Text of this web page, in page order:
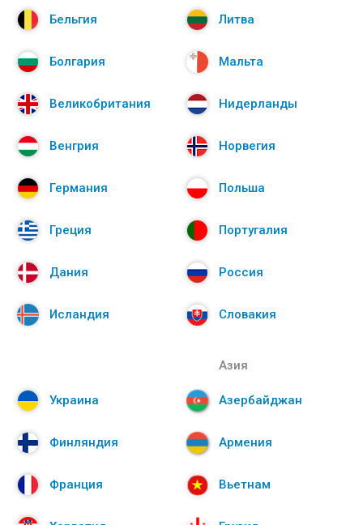
Бельгия
Болгария
Великобритания
Венгрия
Германия
Греция
Дания
Исландия
Литва
Мальта
Нидерланды
Норвегия
Польша
Португалия
Россия
Словакия
Украина
Финляндия
Франция
Азия
Азербайджан
Армения
Вьетнам